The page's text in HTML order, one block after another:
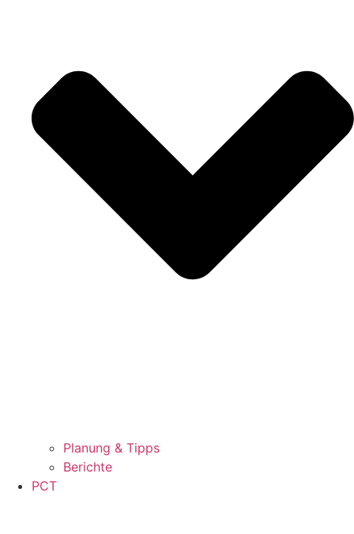
Planung & Tipps
Berichte
PCT